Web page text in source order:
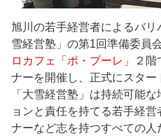
旭川の若手経営者によるバ
雪経営塾」の第1回準備委員
ロカフェ「ポ・プーレ」
２階
ナーを開催し、正式にスター
「大雪経営塾」は持続可能
ョンと責任を持てる若手経
ナーなど志を持つすべての